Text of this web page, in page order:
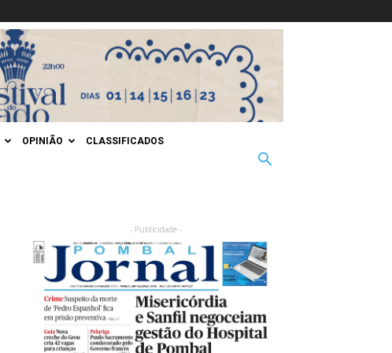
OPINIÃO CLASSIFICADOS
- Publicidade -